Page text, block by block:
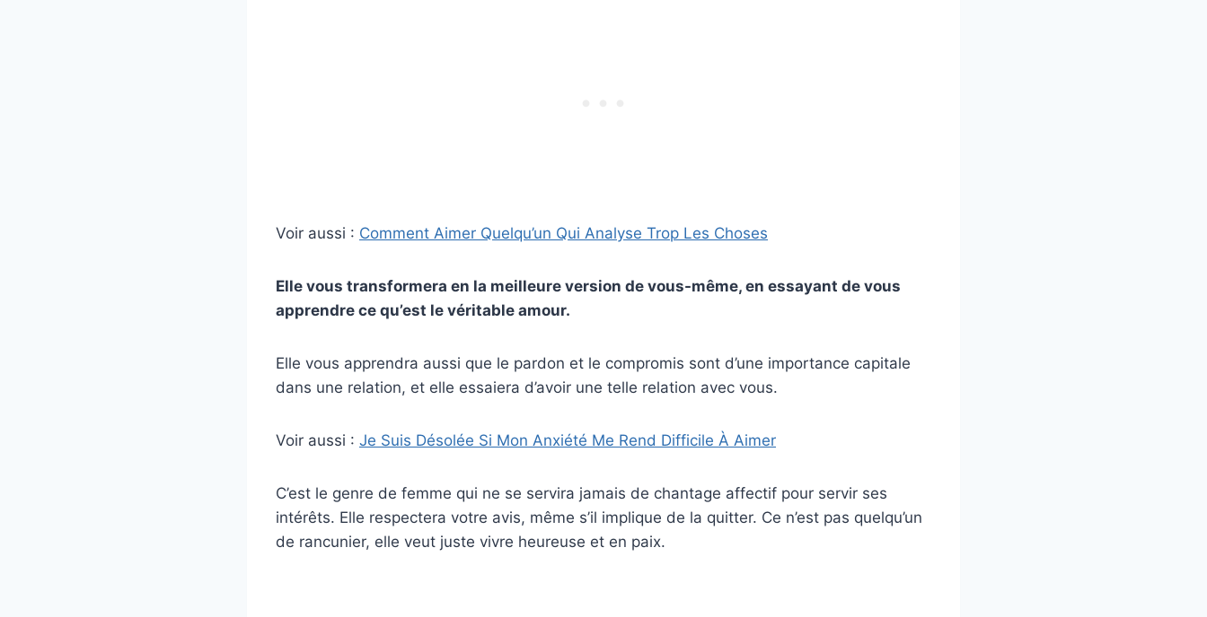
Voir aussi : Comment Aimer Quelqu’un Qui Analyse Trop Les Choses
Elle vous transformera en la meilleure version de vous-même, en essayant de vous
apprendre ce qu’est le véritable amour.
Elle vous apprendra aussi que le pardon et le compromis sont d’une importance capitale
dans une relation, et elle essaiera d’avoir une telle relation avec vous.
Voir aussi : Je Suis Désolée Si Mon Anxiété Me Rend Difficile À Aimer
C’est le genre de femme qui ne se servira jamais de chantage affectif pour servir ses
intérêts. Elle respectera votre avis, même s’il implique de la quitter. Ce n’est pas quelqu’un
de rancunier, elle veut juste vivre heureuse et en paix.